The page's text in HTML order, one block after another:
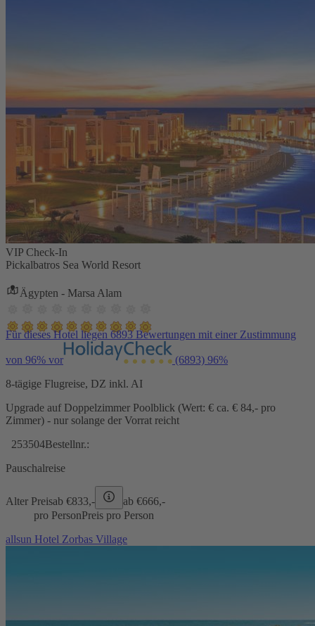
VIP Check-In
Pickalbatros Sea World Resort
Ägypten - Marsa Alam
Für dieses Hotel liegen 6893 Bewertungen mit einer Zustimmung
von 96% vor (6893) 96%
8-tägige Flugreise, DZ inkl. AI
Upgrade auf Doppelzimmer Poolblick (Wert: € ca. € 84,- pro
Zimmer) - nur solange der Vorrat reicht
253504Bestellnr.:
Pauschalreise
Alter Preisab €833,- ab €666,-
pro PersonPreis pro Person
allsun Hotel Zorbas Village